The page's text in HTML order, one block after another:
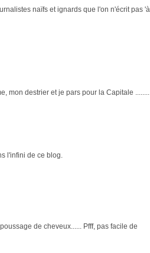
naïfs et ignards que l'on n'écrit pas 'à
mon destrier et je pars pour la Capitale ........
l'infini de ce blog.
de cheveux...... Pfff, pas facile de